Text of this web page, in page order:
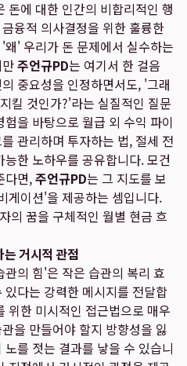
돈에 대한 인간의 비합리적인 행
융적 의사결정을 위한 훌륭한
' 우리가 돈 문제에서 실수하는
주언규PD는 여기서 한 걸음
중요성을 인정하면서도, '그래
킬 것인가?'라는 실질적인 질문
을 바탕으로 월급 외 수익 파이
관리하며 투자하는 법, 절세 전
한 노하우를 공유합니다. 모건
다면,주언규PD는 그 지도를 보
게이션'을 제공하는 셈입니다.
의 꿈을 구체적인 월별 현금 흐
거시적 관점
의 힘'은 작은 습관의 복리 효
다는 강력한 메시지를 전달합
위한 미시적인 접근법으로 매우
을 만들어야 할지 방향성을 잃
를 젓는 결과를 낳을 수 있습니